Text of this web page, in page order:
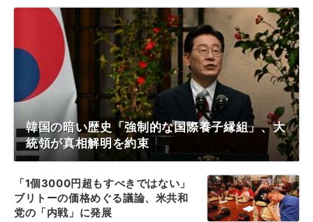
韓国の暗い歴史「強制的な国際養子縁組」、大
統領が真相解明を約束
「1個3000円超もすべきではない」
ブリトーの価格めぐる議論、米共和
党の「内戦」に発展